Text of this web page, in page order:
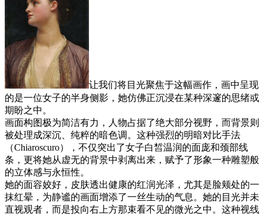
让我们将目光聚焦于这幅画作，画中呈现
的是一位女子的半身侧影，她仿佛正沉浸在某种深邃的思绪或
期盼之中。
画面构图极为简洁有力，人物占据了绝大部分视野，而背景则
被处理成深沉、纯粹的暗色调。这种强烈的明暗对比手法
（Chiaroscuro），不仅突出了女子白皙温润的面庞和颈部线
条，更将她从虚无的背景中剥离出来，赋予了形象一种雕塑般
的立体感与永恒性。
她的面容姣好，皮肤透出健康的红润光泽，尤其是脸颊处的一
抹红晕，为静谧的画面增添了一丝生动的气息。她的目光并未
直视观者，而是投向右上方那束看不见的微光之中。这种视线